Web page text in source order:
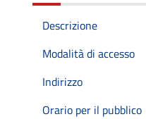
Descrizione
Modalità di accesso
Indirizzo
Orario per il pubblico